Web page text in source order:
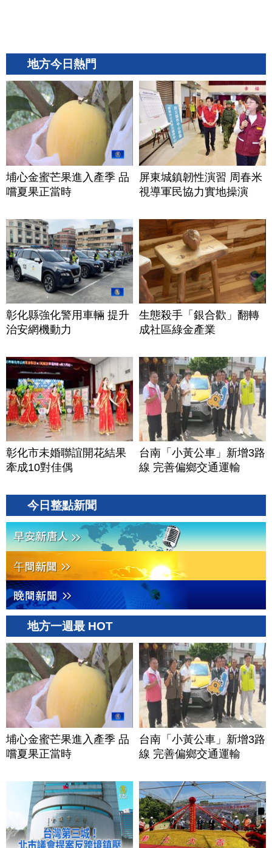
地方今日熱門
埔心金蜜芒果進入產季 品
嚐夏果正當時
屏東城鎮韌性演習 周春米
視導軍民協力實地操演
彰化縣強化警用車輛 提升
治安網機動力
生態殺手「銀合歡」翻轉
成社區綠金產業
彰化市未婚聯誼開花結果
牽成10對佳偶
台南「小黃公車」新增3路
線 完善偏鄉交通運輸
今日整點新聞
地方一週最 HOT
埔心金蜜芒果進入產季 品
嚐夏果正當時
台南「小黃公車」新增3路
線 完善偏鄉交通運輸